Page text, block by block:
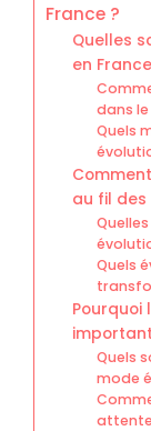
France ?
Quelles
en
dans
Quels
au fil des
Quels
Quels
mode